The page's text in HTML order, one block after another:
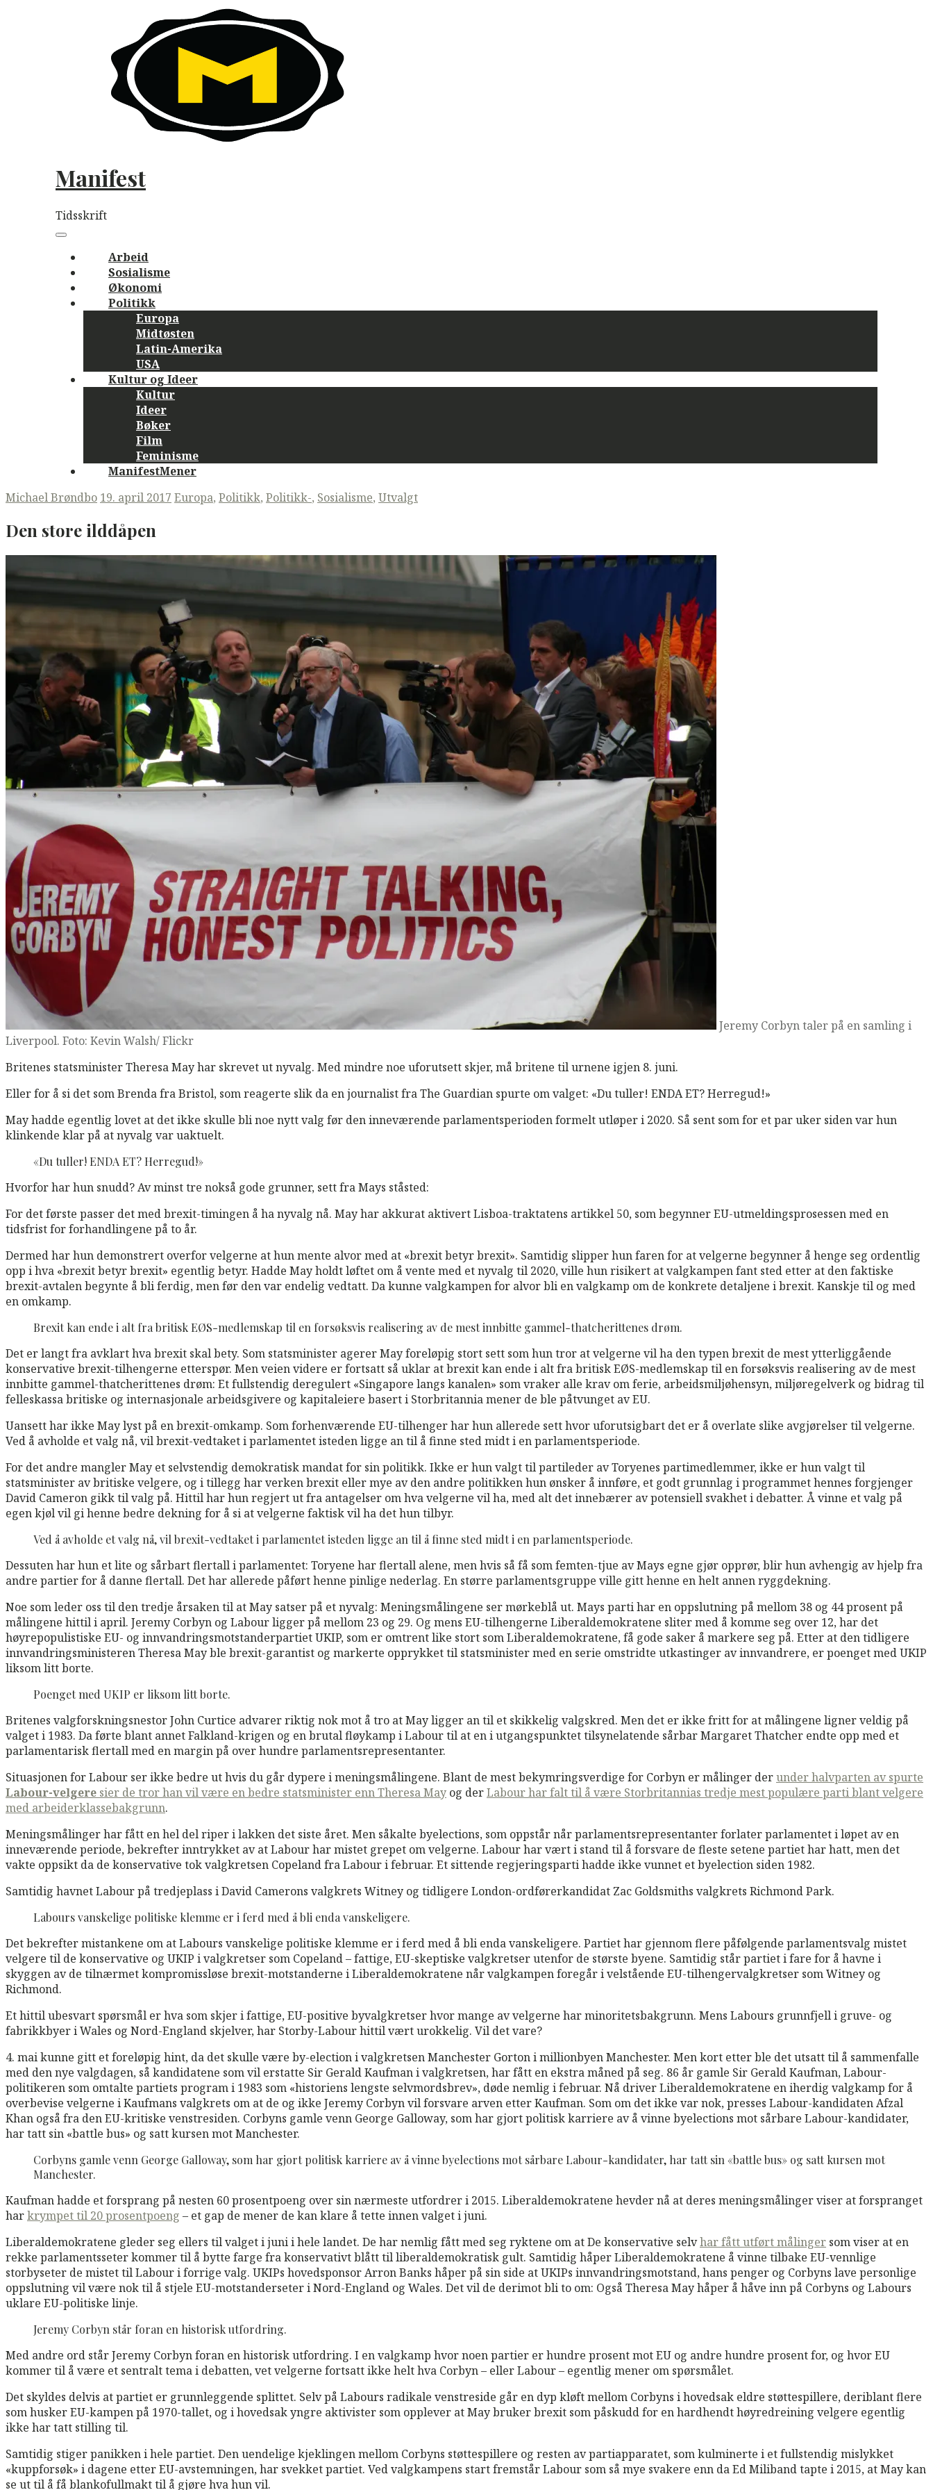
Manifest
Tidsskrift
navigation
Menu
Arbeid
Sosialisme
Økonomi
Politikk
Europa
Midtøsten
Latin-Amerika
USA
Kultur og Ideer
Kultur
Ideer
Bøker
Film
Feminisme
ManifestMener
Michael Brøndbo 19. april 2017 Europa, Politikk, Politikk-, Sosialisme, Utvalgt
Den store ilddåpen
Jeremy Corbyn taler på en samling i
Liverpool. Foto: Kevin Walsh/ Flickr
Britenes statsminister Theresa May har skrevet ut nyvalg. Med mindre noe uforutsett skjer, må britene til urnene igjen 8. juni.
Eller for å si det som Brenda fra Bristol, som reagerte slik da en journalist fra The Guardian spurte om valget: «Du tuller! ENDA ET? Herregud!»
May hadde egentlig lovet at det ikke skulle bli noe nytt valg før den inneværende parlamentsperioden formelt utløper i 2020. Så sent som for et par uker siden var hun
klinkende klar på at nyvalg var uaktuelt.
«Du tuller! ENDA ET? Herregud!»
Hvorfor har hun snudd? Av minst tre nokså gode grunner, sett fra Mays ståsted:
For det første passer det med brexit-timingen å ha nyvalg nå. May har akkurat aktivert Lisboa-traktatens artikkel 50, som begynner EU-utmeldingsprosessen med en
tidsfrist for forhandlingene på to år.
Dermed har hun demonstrert overfor velgerne at hun mente alvor med at «brexit betyr brexit». Samtidig slipper hun faren for at velgerne begynner å henge seg ordentlig
opp i hva «brexit betyr brexit» egentlig betyr. Hadde May holdt løftet om å vente med et nyvalg til 2020, ville hun risikert at valgkampen fant sted etter at den faktiske
brexit-avtalen begynte å bli ferdig, men før den var endelig vedtatt. Da kunne valgkampen for alvor bli en valgkamp om de konkrete detaljene i brexit. Kanskje til og med
en omkamp.
Brexit kan ende i alt fra britisk EØS-medlemskap til en forsøksvis realisering av de mest innbitte gammel-thatcherittenes drøm.
Det er langt fra avklart hva brexit skal bety. Som statsminister agerer May foreløpig stort sett som hun tror at velgerne vil ha den typen brexit de mest ytterliggående
konservative brexit-tilhengerne etterspør. Men veien videre er fortsatt så uklar at brexit kan ende i alt fra britisk EØS-medlemskap til en forsøksvis realisering av de mest
innbitte gammel-thatcherittenes drøm: Et fullstendig deregulert «Singapore langs kanalen» som vraker alle krav om ferie, arbeidsmiljøhensyn, miljøregelverk og bidrag til
felleskassa britiske og internasjonale arbeidsgivere og kapitaleiere basert i Storbritannia mener de ble påtvunget av EU.
Uansett har ikke May lyst på en brexit-omkamp. Som forhenværende EU-tilhenger har hun allerede sett hvor uforutsigbart det er å overlate slike avgjørelser til velgerne.
Ved å avholde et valg nå, vil brexit-vedtaket i parlamentet isteden ligge an til å finne sted midt i en parlamentsperiode.
For det andre mangler May et selvstendig demokratisk mandat for sin politikk. Ikke er hun valgt til partileder av Toryenes partimedlemmer, ikke er hun valgt til
statsminister av britiske velgere, og i tillegg har verken brexit eller mye av den andre politikken hun ønsker å innføre, et godt grunnlag i programmet hennes forgjenger
David Cameron gikk til valg på. Hittil har hun regjert ut fra antagelser om hva velgerne vil ha, med alt det innebærer av potensiell svakhet i debatter. Å vinne et valg på
egen kjøl vil gi henne bedre dekning for å si at velgerne faktisk vil ha det hun tilbyr.
Ved å avholde et valg nå, vil brexit-vedtaket i parlamentet isteden ligge an til å finne sted midt i en parlamentsperiode.
Dessuten har hun et lite og sårbart flertall i parlamentet: Toryene har flertall alene, men hvis så få som femten-tjue av Mays egne gjør opprør, blir hun avhengig av hjelp fra
andre partier for å danne flertall. Det har allerede påført henne pinlige nederlag. En større parlamentsgruppe ville gitt henne en helt annen ryggdekning.
Noe som leder oss til den tredje årsaken til at May satser på et nyvalg: Meningsmålingene ser mørkeblå ut. Mays parti har en oppslutning på mellom 38 og 44 prosent på
målingene hittil i april. Jeremy Corbyn og Labour ligger på mellom 23 og 29. Og mens EU-tilhengerne Liberaldemokratene sliter med å komme seg over 12, har det
høyrepopulistiske EU- og innvandringsmotstanderpartiet UKIP, som er omtrent like stort som Liberaldemokratene, få gode saker å markere seg på. Etter at den tidligere
innvandringsministeren Theresa May ble brexit-garantist og markerte opprykket til statsminister med en serie omstridte utkastinger av innvandrere, er poenget med UKIP
liksom litt borte.
Poenget med UKIP er liksom litt borte.
Britenes valgforskningsnestor John Curtice advarer riktig nok mot å tro at May ligger an til et skikkelig valgskred. Men det er ikke fritt for at målingene ligner veldig på
valget i 1983. Da førte blant annet Falkland-krigen og en brutal fløykamp i Labour til at en i utgangspunktet tilsynelatende sårbar Margaret Thatcher endte opp med et
parlamentarisk flertall med en margin på over hundre parlamentsrepresentanter.
Situasjonen for Labour ser ikke bedre ut hvis du går dypere i meningsmålingene. Blant de mest bekymringsverdige for Corbyn er målinger derunder halvparten av spurte
Labour-velgere sier de tror han vil være en bedre statsminister enn Theresa May og derLabour har falt til å være Storbritannias tredje mest populære parti blant velgere
med arbeiderklassebakgrunn.
Meningsmålinger har fått en hel del riper i lakken det siste året. Men såkalte byelections, som oppstår når parlamentsrepresentanter forlater parlamentet i løpet av en
inneværende periode, bekrefter inntrykket av at Labour har mistet grepet om velgerne. Labour har vært i stand til å forsvare de fleste setene partiet har hatt, men det
vakte oppsikt da de konservative tok valgkretsen Copeland fra Labour i februar. Et sittende regjeringsparti hadde ikke vunnet et byelection siden 1982.
Samtidig havnet Labour på tredjeplass i David Camerons valgkrets Witney og tidligere London-ordførerkandidat Zac Goldsmiths valgkrets Richmond Park.
Labours vanskelige politiske klemme er i ferd med å bli enda vanskeligere.
Det bekrefter mistankene om at Labours vanskelige politiske klemme er i ferd med å bli enda vanskeligere. Partiet har gjennom flere påfølgende parlamentsvalg mistet
velgere til de konservative og UKIP i valgkretser som Copeland – fattige, EU-skeptiske valgkretser utenfor de største byene. Samtidig står partiet i fare for å havne i
skyggen av de tilnærmet kompromissløse brexit-motstanderne i Liberaldemokratene når valgkampen foregår i velstående EU-tilhengervalgkretser som Witney og
Richmond.
Et hittil ubesvart spørsmål er hva som skjer i fattige, EU-positive byvalgkretser hvor mange av velgerne har minoritetsbakgrunn. Mens Labours grunnfjell i gruve- og
fabrikkbyer i Wales og Nord-England skjelver, har Storby-Labour hittil vært urokkelig. Vil det vare?
4. mai kunne gitt et foreløpig hint, da det skulle være by-election i valgkretsen Manchester Gorton i millionbyen Manchester. Men kort etter ble det utsatt til å sammenfalle
med den nye valgdagen, så kandidatene som vil erstatte Sir Gerald Kaufman i valgkretsen, har fått en ekstra måned på seg. 86 år gamle Sir Gerald Kaufman, Labour-
politikeren som omtalte partiets program i 1983 som «historiens lengste selvmordsbrev», døde nemlig i februar. Nå driver Liberaldemokratene en iherdig valgkamp for å
overbevise velgerne i Kaufmans valgkrets om at de og ikke Jeremy Corbyn vil forsvare arven etter Kaufman. Som om det ikke var nok, presses Labour-kandidaten Afzal
Khan også fra den EU-kritiske venstresiden. Corbyns gamle venn George Galloway, som har gjort politisk karriere av å vinne byelections mot sårbare Labour-kandidater,
har tatt sin «battle bus» og satt kursen mot Manchester.
Corbyns gamle venn George Galloway, som har gjort politisk karriere av å vinne byelections mot sårbare Labour-kandidater, har tatt sin «battle bus» og satt kursen mot
Manchester.
Kaufman hadde et forsprang på nesten 60 prosentpoeng over sin nærmeste utfordrer i 2015. Liberaldemokratene hevder nå at deres meningsmålinger viser at forspranget
harkrympet til 20 prosentpoeng – et gap de mener de kan klare å tette innen valget i juni.
Liberaldemokratene gleder seg ellers til valget i juni i hele landet. De har nemlig fått med seg ryktene om at De konservative selvhar fått utført målinger som viser at en
rekke parlamentsseter kommer til å bytte farge fra konservativt blått til liberaldemokratisk gult. Samtidig håper Liberaldemokratene å vinne tilbake EU-vennlige
storbyseter de mistet til Labour i forrige valg. UKIPs hovedsponsor Arron Banks håper på sin side at UKIPs innvandringsmotstand, hans penger og Corbyns lave personlige
oppslutning vil være nok til å stjele EU-motstanderseter i Nord-England og Wales. Det vil de derimot bli to om: Også Theresa May håper å håve inn på Corbyns og Labours
uklare EU-politiske linje.
Jeremy Corbyn står foran en historisk utfordring.
Med andre ord står Jeremy Corbyn foran en historisk utfordring. I en valgkamp hvor noen partier er hundre prosent mot EU og andre hundre prosent for, og hvor EU
kommer til å være et sentralt tema i debatten, vet velgerne fortsatt ikke helt hva Corbyn – eller Labour – egentlig mener om spørsmålet.
Det skyldes delvis at partiet er grunnleggende splittet. Selv på Labours radikale venstreside går en dyp kløft mellom Corbyns i hovedsak eldre støttespillere, deriblant flere
som husker EU-kampen på 1970-tallet, og i hovedsak yngre aktivister som opplever at May bruker brexit som påskudd for en hardhendt høyredreining velgere egentlig
ikke har tatt stilling til.
Samtidig stiger panikken i hele partiet. Den uendelige kjeklingen mellom Corbyns støttespillere og resten av partiapparatet, som kulminerte i et fullstendig mislykket
«kuppforsøk» i dagene etter EU-avstemningen, har svekket partiet. Ved valgkampens start fremstår Labour som så mye svakere enn da Ed Miliband tapte i 2015, at May kan
se ut til å få blankofullmakt til å gjøre hva hun vil.